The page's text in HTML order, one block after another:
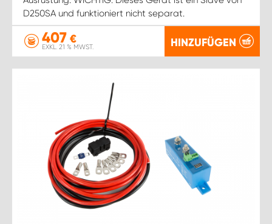
D250SA und funktioniert nicht separat.
407 €
EXKL. 21 % MWST. HINZUFÜGEN